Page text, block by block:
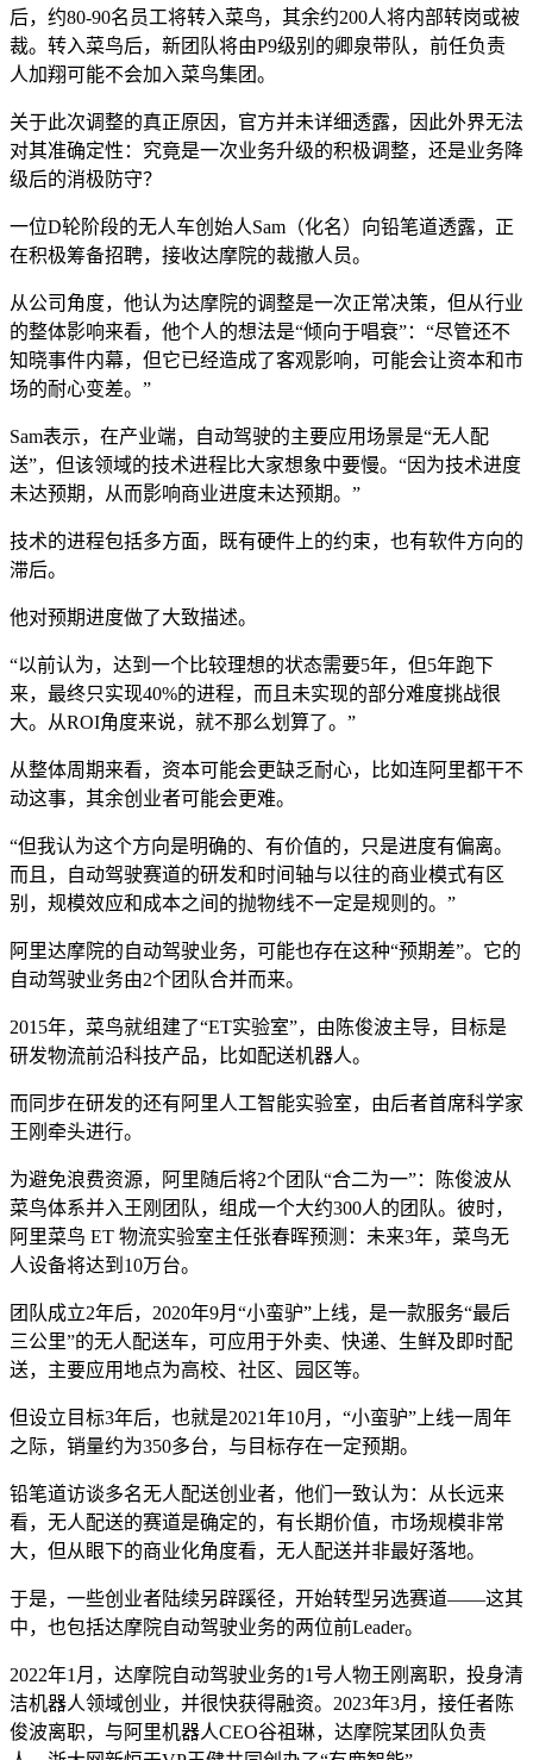
后，约80-90名员工将转入菜鸟，其余约200人将内部转岗或被
裁。转入菜鸟后，新团队将由P9级别的卿泉带队，前任负责
人加翔可能不会加入菜鸟集团。
关于此次调整的真正原因，官方并未详细透露，因此外界无法
对其准确定性：究竟是一次业务升级的积极调整，还是业务降
级后的消极防守？
一位D轮阶段的无人车创始人Sam（化名）向铅笔道透露，正
在积极筹备招聘，接收达摩院的裁撤人员。
从公司角度，他认为达摩院的调整是一次正常决策，但从行业
的整体影响来看，他个人的想法是“倾向于唱衰”：“尽管还不
知晓事件内幕，但它已经造成了客观影响，可能会让资本和市
场的耐心变差。”
Sam表示，在产业端，自动驾驶的主要应用场景是“无人配
送”，但该领域的技术进程比大家想象中要慢。“因为技术进度
未达预期，从而影响商业进度未达预期。”
技术的进程包括多方面，既有硬件上的约束，也有软件方向的
滞后。
他对预期进度做了大致描述。
“以前认为，达到一个比较理想的状态需要5年，但5年跑下
来，最终只实现40%的进程，而且未实现的部分难度挑战很
大。从ROI角度来说，就不那么划算了。”
从整体周期来看，资本可能会更缺乏耐心，比如连阿里都干不
动这事，其余创业者可能会更难。
“但我认为这个方向是明确的、有价值的，只是进度有偏离。
而且，自动驾驶赛道的研发和时间轴与以往的商业模式有区
别，规模效应和成本之间的抛物线不一定是规则的。”
阿里达摩院的自动驾驶业务，可能也存在这种“预期差”。它的
自动驾驶业务由2个团队合并而来。
2015年，菜鸟就组建了“ET实验室”，由陈俊波主导，目标是
研发物流前沿科技产品，比如配送机器人。
而同步在研发的还有阿里人工智能实验室，由后者首席科学家
王刚牵头进行。
为避免浪费资源，阿里随后将2个团队“合二为一”：陈俊波从
菜鸟体系并入王刚团队，组成一个大约300人的团队。彼时，
阿里菜鸟 ET 物流实验室主任张春晖预测：未来3年，菜鸟无
人设备将达到10万台。
团队成立2年后，2020年9月“小蛮驴”上线，是一款服务“最后
三公里”的无人配送车，可应用于外卖、快递、生鲜及即时配
送，主要应用地点为高校、社区、园区等。
但设立目标3年后，也就是2021年10月，“小蛮驴”上线一周年
之际，销量约为350多台，与目标存在一定预期。
铅笔道访谈多名无人配送创业者，他们一致认为：从长远来
看，无人配送的赛道是确定的，有长期价值，市场规模非常
大，但从眼下的商业化角度看，无人配送并非最好落地。
于是，一些创业者陆续另辟蹊径，开始转型另选赛道——这其
中，也包括达摩院自动驾驶业务的两位前Leader。
2022年1月，达摩院自动驾驶业务的1号人物王刚离职，投身清
洁机器人领域创业，并很快获得融资。2023年3月，接任者陈
俊波离职，与阿里机器人CEO谷祖琳，达摩院某团队负责